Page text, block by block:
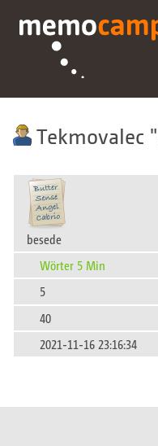
Tekmovalec
besede
Wörter 5 Min
5
40
2021-11-16 23:16:34